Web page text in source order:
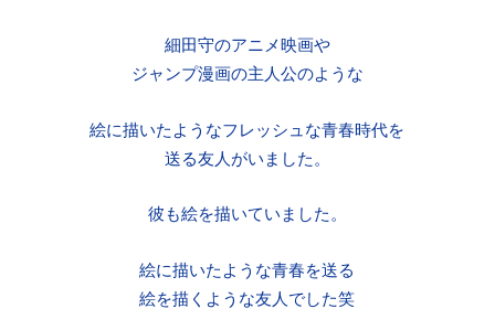
細田守のアニメ映画や
ジャンプ漫画の主人公のような
絵に描いたようなフレッシュな青春時代を
送る友人がいました。
彼も絵を描いていました。
絵に描いたような青春を送る
絵を描くような友人でした笑